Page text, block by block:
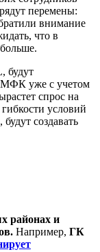
перемены:
внимание
что в
будут
МФК уже с учетом
спрос на
условий
создавать
районах и
Например, ГК